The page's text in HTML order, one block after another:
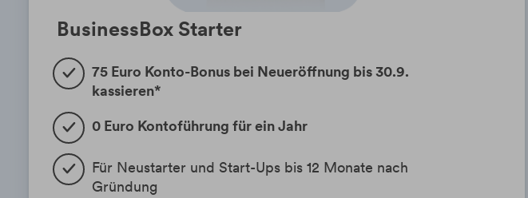
BusinessBox Starter
75 Euro Konto-Bonus bei Neueröffnung bis 30.9.
kassieren*
0 Euro Kontoführung für ein Jahr
Für Neustarter und Start-Ups bis 12 Monate nach
Gründung